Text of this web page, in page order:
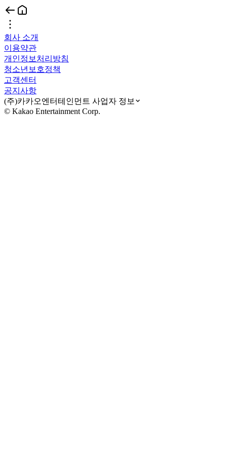
회사 소개
이용약관
개인정보처리방침
청소년보호정책
고객센터
공지사항
(주)카카오엔터테인먼트 사업자 정보
© Kakao Entertainment Corp.